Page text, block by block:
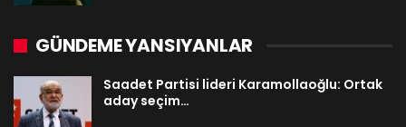
GÜNDEME YANSIYANLAR
Saadet Partisi lideri Karamollaoğlu: Ortak
aday seçim…